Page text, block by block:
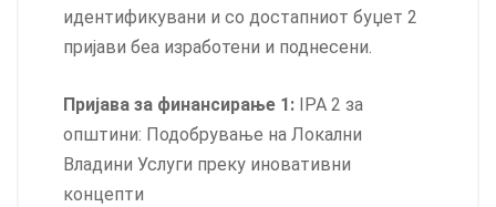
идентификувани и со достапниот буџет 2
пријави беа изработени и поднесени.
Пријава за финансирање 1: IPA 2 за
општини: Подобрување на Локални
Владини Услуги преку иновативни
концепти